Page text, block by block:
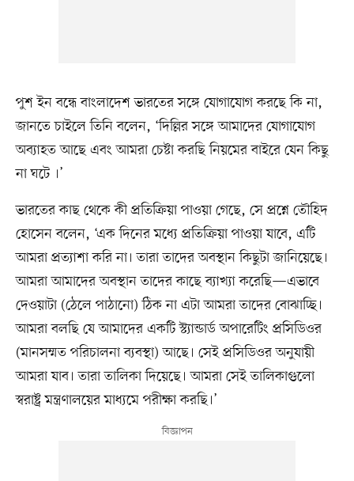
পুশ ইন বন্ধে বাংলাদেশ ভারতের সঙ্গে যোগাযোগ করছে কি না,
জানতে চাইলে তিনি বলেন, ‘দিল্লির সঙ্গে আমাদের যোগাযোগ
অব্যাহত আছে এবং আমরা চেষ্টা করছি নিয়মের বাইরে যেন কিছু
না ঘটে ।’
ভারতের কাছ থেকে কী প্রতিক্রিয়া পাওয়া গেছে, সে প্রশ্নে তৌহিদ
হোসেন বলেন, ‘এক দিনের মধ্যে প্রতিক্রিয়া পাওয়া যাবে, এটি
আমরা প্রত্যাশা করি না। তারা তাদের অবস্থান কিছুটা জানিয়েছে।
আমরা আমাদের অবস্থান তাদের কাছে ব্যাখ্যা করেছি—এভাবে
দেওয়াটা (ঠেলে পাঠানো) ঠিক না এটা আমরা তাদের বোঝাচ্ছি।
আমরা বলছি যে আমাদের একটি স্ট্যান্ডার্ড অপারেটিং প্রসিডিওর
(মানসম্মত পরিচালনা ব্যবস্থা) আছে। সেই প্রসিডিওর অনুযায়ী
আমরা যাব। তারা তালিকা দিয়েছে। আমরা সেই তালিকাগুলো
স্বরাষ্ট্র মন্ত্রণালয়ের মাধ্যমে পরীক্ষা করছি।’